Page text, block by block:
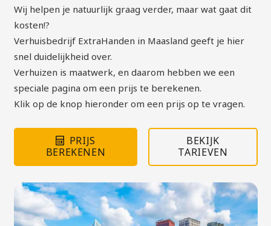
Wij helpen je natuurlijk graag verder, maar wat gaat dit
kosten!?
Verhuisbedrijf ExtraHanden in Maasland geeft je hier
snel duidelijkheid over.
Verhuizen is maatwerk, en daarom hebben we een
speciale pagina om een prijs te berekenen.
Klik op de knop hieronder om een prijs op te vragen.
PRIJS
BEREKENEN
BEKIJK
TARIEVEN